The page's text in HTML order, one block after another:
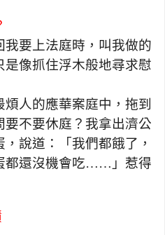
要上法庭時，叫我做的
是像抓住浮木般地尋求慰
人的應華案庭中，拖到
不要休庭？我拿出濟公
說道：「我們都餓了，
都還沒機會吃……」惹得